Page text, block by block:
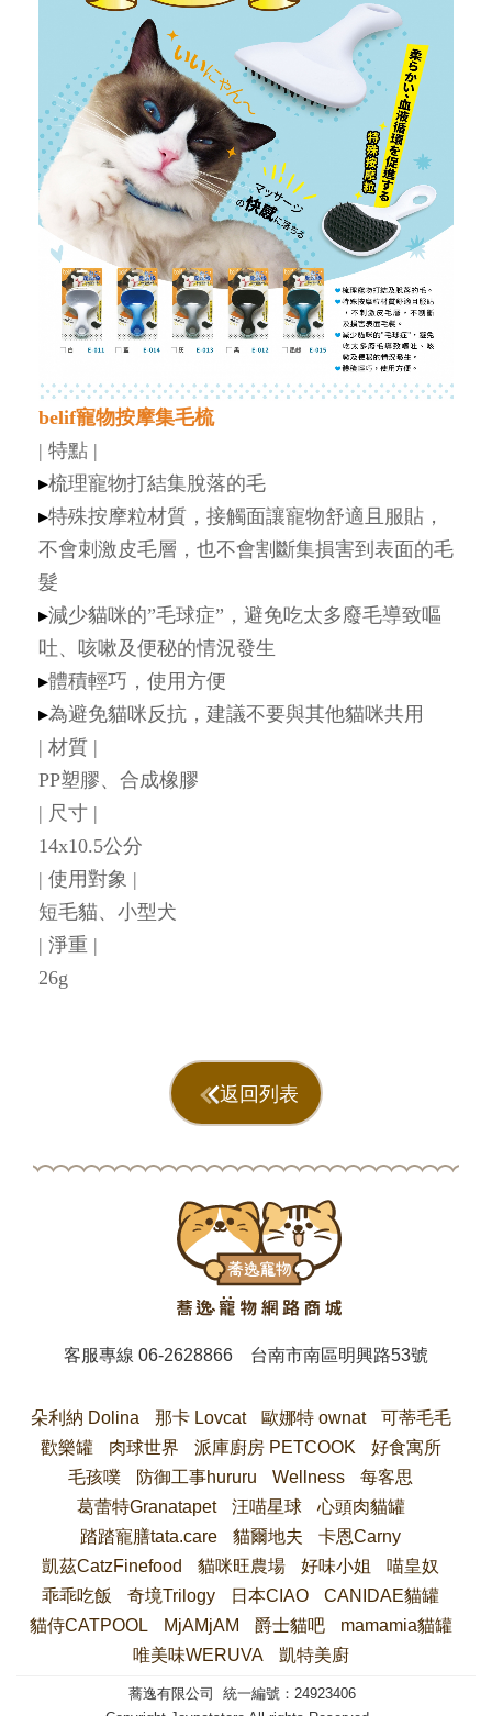
belif寵物按摩集毛梳
| 特點 |
▸梳理寵物打結集脫落的毛
▸特殊按摩粒材質，接觸面讓寵物舒適且服貼，
不會刺激皮毛層，也不會割斷集損害到表面的毛
髮
▸減少貓咪的”毛球症”，避免吃太多廢毛導致嘔
吐、咳嗽及便秘的情況發生
▸體積輕巧，使用方便
▸為避免貓咪反抗，建議不要與其他貓咪共用
| 材質 |
PP塑膠、合成橡膠
| 尺寸 |
14x10.5公分
| 使用對象 |
短毛貓、小型犬
| 淨重 |
26g
返回列表
客服專線06-2628866 台南市南區明興路53號
朵利納 Dolina 那卡 Lovcat 歐娜特 ownat
可蒂毛毛
歡樂罐
肉球世界 派庫廚房 PETCOOK
好食寓所
毛孩噗
防御工事hururu Wellness
每客思
葛蕾特Granatapet
汪喵星球
心頭肉貓罐
踏踏寵膳tata.care
貓爾地夫
卡恩Carny
凱茲CatzFinefood
貓咪旺農場 好味小姐
喵皇奴
乖乖吃飯
奇境Trilogy 日本CIAO
CANIDAE貓罐
貓侍CATPOOL
MjAMjAM 爵士貓吧
mamamia貓罐
唯美味WERUVA
凱特美廚
蕎逸有限公司 統一編號：24923406